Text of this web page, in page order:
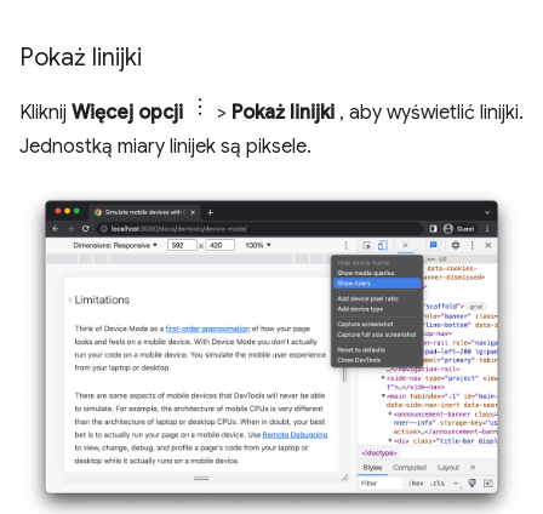
Pokaż linijki
Kliknij Więcej opcji > Pokaż linijki , aby wyświetlić linijki.
Jednostką miary linijek są piksele.